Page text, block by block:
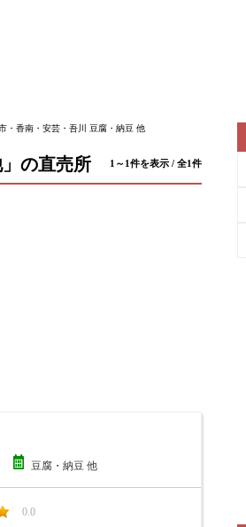
・香南・安芸・吾川 豆腐・納豆 他
の直売所 1～1件を表示 / 全1件
豆腐・納豆 他
0.0